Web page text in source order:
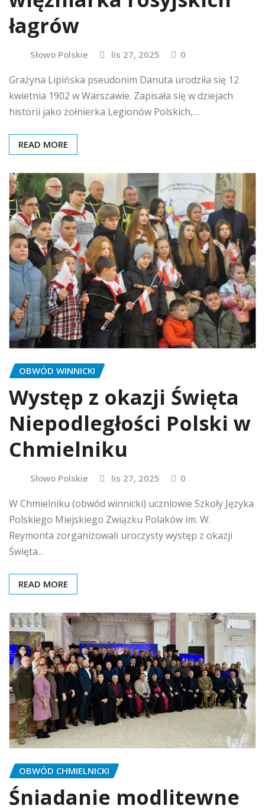
łagrów
Słowo Polskie lis 27, 2025 0
Grażyna Lipińska pseudonim Danuta urodziła się 12
kwietnia 1902 w Warszawie. Zapisała się w dziejach
historii jako żołnierka Legionów Polskich,…
READ MORE
OBWÓD WINNICKI
Występ z okazji Święta
Niepodległości Polski w
Chmielniku
Słowo Polskie lis 27, 2025 0
W Chmielniku (obwód winnicki) uczniowie Szkoły Języka
Polskiego Miejskiego Związku Polaków im. W.
Reymonta zorganizowali uroczysty występ z okazji
Święta…
READ MORE
OBWÓD CHMIELNICKI
Śniadanie modlitewne